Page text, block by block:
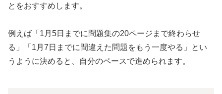
とをおすすめします。
例えば「1月5日までに問題集の20ページまで終わらせ
る」「1月7日までに間違えた問題をもう一度やる」とい
うように決めると、自分のペースで進められます。